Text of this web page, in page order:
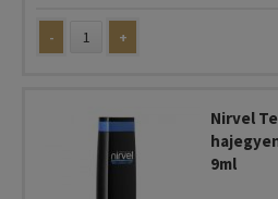
- +
Nirvel
9ml